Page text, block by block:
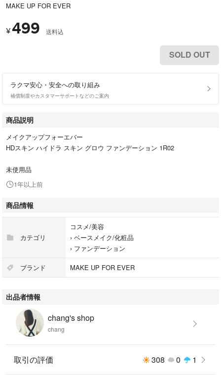
MAKE UP FOR EVER
¥499 送料込
SOLD OUT
ラクマ安心・安全への取り組み
補償制度やカスタマーサポートなどのご案内
商品説明
メイクアップフォーエバー
HDスキン ハイドラ スキン グロウ ファンデーション 1R02
未使用品
1年以上前
商品情報
カテゴリ
コスメ/美容
› ベースメイク/化粧品
› ファンデーション
ブランド MAKE UP FOR EVER
出品者情報
chang's shop
chang
取引の評価 308 0 1